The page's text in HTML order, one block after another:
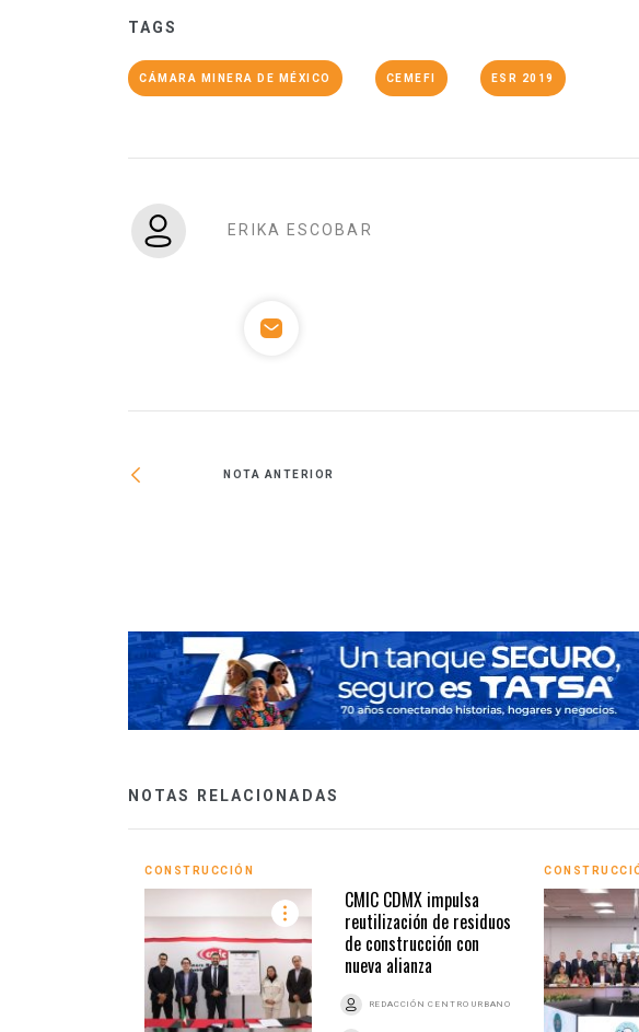
TAGS
CÁMARA MINERA DE MÉXICO CEMEFI ESR 2019
ERIKA ESCOBAR
NOTA ANTERIOR
NOTAS RELACIONADAS
CONSTRUCCIÓN
CMIC CDMX impulsa
reutilización de residuos
de construcción con
nueva alianza
REDACCIÓN CENTRO URBANO